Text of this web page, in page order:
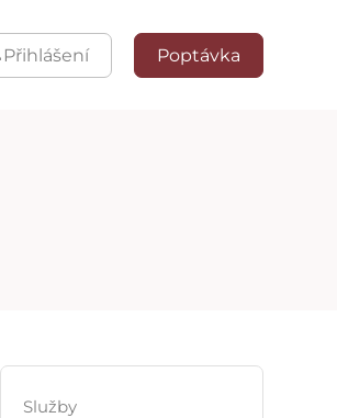
Přihlášení Poptávka
Služby